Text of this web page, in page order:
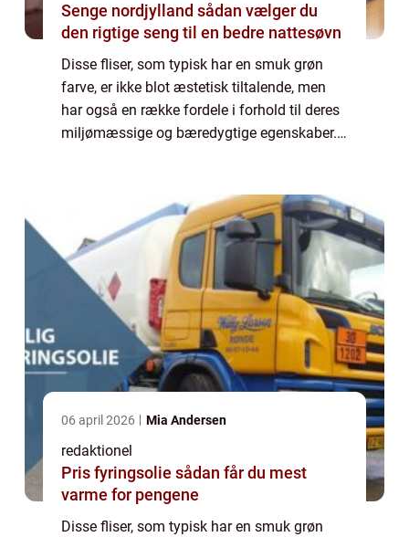
Senge nordjylland sådan vælger du
den rigtige seng til en bedre nattesøvn
Disse fliser, som typisk har en smuk grøn
farve, er ikke blot æstetisk tiltalende, men
har også en række fordele i forhold til deres
miljømæssige og bæredygtige egenskaber.
06 april 2026 Mia Andersen
redaktionel
Pris fyringsolie sådan får du mest
varme for pengene
Disse fliser, som typisk har en smuk grøn